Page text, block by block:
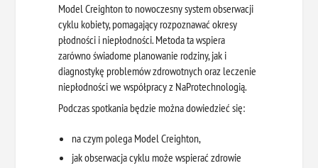
Model Creighton to nowoczesny system obserwacji
cyklu kobiety, pomagający rozpoznawać okresy
płodności i niepłodności. Metoda ta wspiera
zarówno świadome planowanie rodziny, jak i
diagnostykę problemów zdrowotnych oraz leczenie
niepłodności we współpracy z NaProtechnologią.
Podczas spotkania będzie można dowiedzieć się:
na czym polega Model Creighton,
jak obserwacja cyklu może wspierać zdrowie